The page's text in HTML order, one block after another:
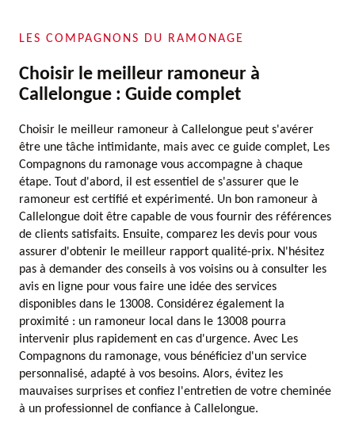
LES COMPAGNONS DU RAMONAGE
Choisir le meilleur ramoneur à
Callelongue : Guide complet
Choisir le meilleur ramoneur à Callelongue peut s'avérer
être une tâche intimidante, mais avec ce guide complet, Les
Compagnons du ramonage vous accompagne à chaque
étape. Tout d'abord, il est essentiel de s'assurer que le
ramoneur est certifié et expérimenté. Un bon ramoneur à
Callelongue doit être capable de vous fournir des références
de clients satisfaits. Ensuite, comparez les devis pour vous
assurer d'obtenir le meilleur rapport qualité-prix. N'hésitez
pas à demander des conseils à vos voisins ou à consulter les
avis en ligne pour vous faire une idée des services
disponibles dans le 13008. Considérez également la
proximité : un ramoneur local dans le 13008 pourra
intervenir plus rapidement en cas d'urgence. Avec Les
Compagnons du ramonage, vous bénéficiez d'un service
personnalisé, adapté à vos besoins. Alors, évitez les
mauvaises surprises et confiez l'entretien de votre cheminée
à un professionnel de confiance à Callelongue.